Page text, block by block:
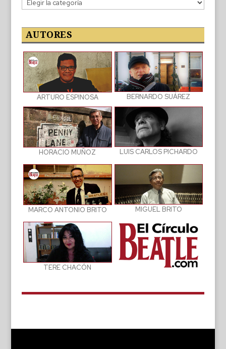
de
publicaciones
AUTORES
ARTURO ESPINOSA BERNARDO SUÁREZ
HORACIO MUÑOZ LUIS CARLOS PICHARDO
MARCO ANTONIO BRITO MIGUEL BRITO
TERE CHACÓN